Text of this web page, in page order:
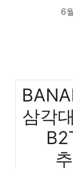
6
삼각